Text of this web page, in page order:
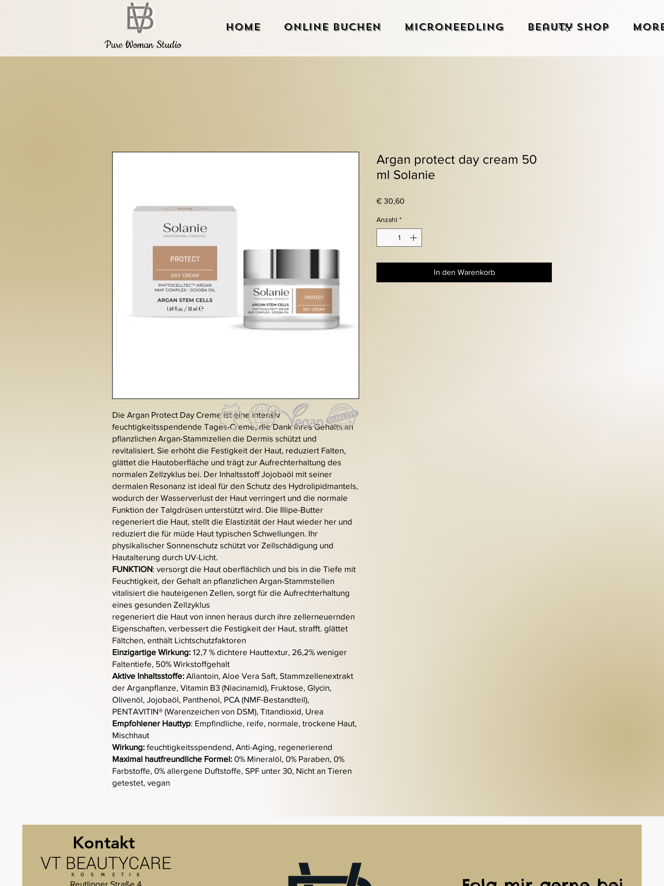
Pure Woman Studio
Home Online Buchen Microneedling Beauty Shop
Die Argan Protect Day Creme ist eine intensiv
feuchtigkeitsspendende Tages-Creme, die Dank ihres Gehalts an
pflanzlichen Argan-Stammzellen die Dermis schützt und
revitalisiert. Sie erhöht die Festigkeit der Haut, reduziert Falten,
glättet die Hautoberfläche und trägt zur Aufrechterhaltung des
normalen Zellzyklus bei. Der Inhaltsstoff Jojobaöl mit seiner
dermalen Resonanz ist ideal für den Schutz des Hydrolipidmantels,
wodurch der Wasserverlust der Haut verringert und die normale
Funktion der Talgdrüsen unterstützt wird. Die Illipe-Butter
regeneriert die Haut, stellt die Elastizität der Haut wieder her und
reduziert die für müde Haut typischen Schwellungen. Ihr
physikalischer Sonnenschutz schützt vor Zellschädigung und
Hautalterung durch UV-Licht.
FUNKTION: versorgt die Haut oberflächlich und bis in die Tiefe mit
Feuchtigkeit, der Gehalt an pflanzlichen Argan-Stammstellen
vitalisiert die hauteigenen Zellen, sorgt für die Aufrechterhaltung
eines gesunden Zellzyklus
regeneriert die Haut von innen heraus durch ihre zellerneuernden
Eigenschaften, verbessert die Festigkeit der Haut, strafft. glättet
Fältchen, enthält Lichtschutzfaktoren
Einzigartige Wirkung: 12,7 % dichtere Hauttextur, 26,2% weniger
Faltentiefe, 50% Wirkstoffgehalt
Aktive Inhaltsstoffe: Allantoin, Aloe Vera Saft, Stammzellenextrakt
der Arganpflanze, Vitamin B3 (Niacinamid), Fruktose, Glycin,
Olivenöl, Jojobaöl, Panthenol, PCA (NMF-Bestandteil),
PENTAVITIN® (Warenzeichen von DSM), Titandioxid, Urea
Empfohlener Hauttyp: Empfindliche, reife, normale, trockene Haut,
Mischhaut
Wirkung: feuchtigkeitsspendend, Anti-Aging, regenerierend
Maximal hautfreundliche Formel: 0% Mineralöl, 0% Paraben, 0%
Farbstoffe, 0% allergene Duftstoffe, SPF unter 30, Nicht an Tieren
getestet, vegan
Argan protect day cream 50
ml Solanie
€ 30,60
Anzahl *
In den Warenkorb
Kontakt
Reutlinger Straße 4